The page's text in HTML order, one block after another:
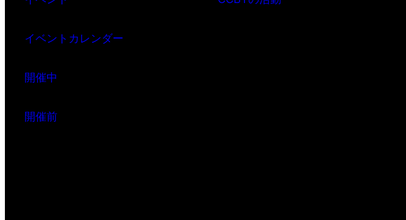
イベントカレンダー
開催中
開催前